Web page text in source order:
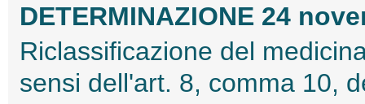
DETERMINAZIONE 24
Riclassificazione del
sensi dell'art. 8, comma 10,